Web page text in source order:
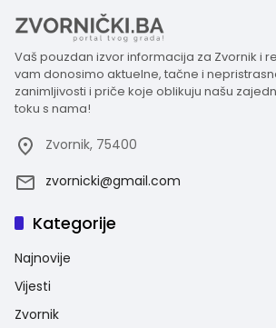
Vaš pouzdan izvor informacija za Zvornik i
vam donosimo aktuelne, tačne i
zanimljivosti i priče koje oblikuju našu
toku s nama!
Zvornik, 75400
zvornicki@gmail.com
Kategorije
Najnovije
Vijesti
Zvornik